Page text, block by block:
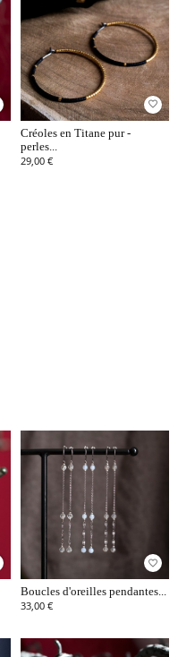
favorite_border
Créoles en Titane pur -
perles...
29,00 €
favorite_border
Boucles d'oreilles pendantes...
33,00 €